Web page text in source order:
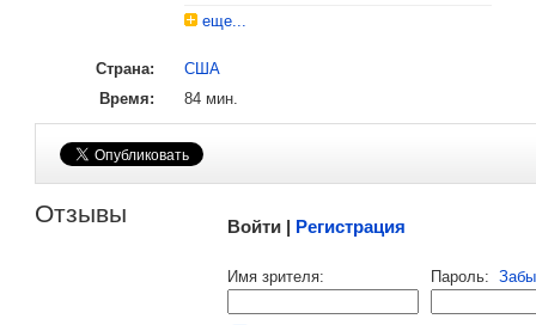
еще...
Страна:
США
Время:
84 мин.
Отзывы Войти | Регистрация
Имя зрителя: Пароль: